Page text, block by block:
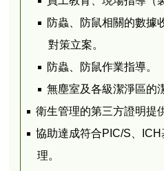
防蟲、防鼠相關的數據
對策立案。
防蟲、防鼠作業指導。
無塵室及各級潔淨區的
衛生管理的第三方證明提
協助達成符合PIC/S、
理。